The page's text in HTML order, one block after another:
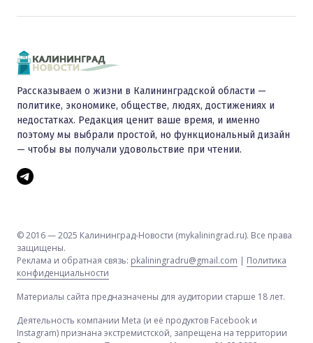
Рассказываем о жизни в Калининградской области —
политике, экономике, обществе, людях, достижениях и
недостатках. Редакция ценит ваше время, и именно
поэтому мы выбрали простой, но функциональный дизайн
— чтобы вы получали удовольствие при чтении.
© 2016 — 2025 Калининград-Новости (mykaliningrad.ru). Все права
защищены.
Реклама и обратная связь: pkaliningradru@gmail.com | Политика
конфиденциальности
Материалы сайта предназначены для аудитории старше 18 лет.
Деятельность компании Meta (и её продуктов Facebook и
Instagram) признана экстремистской, запрещена на территории